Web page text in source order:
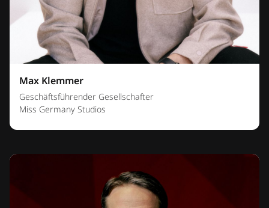
Max Klemmer
Geschäftsführender Gesellschafter
Miss Germany Studios